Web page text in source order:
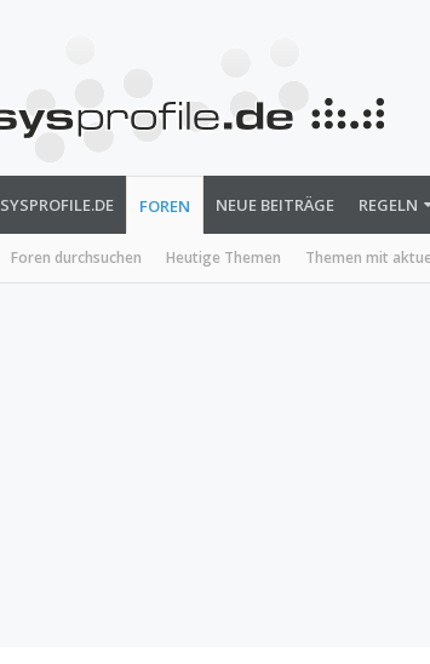
SYSPROFILE.DE FOREN
Foren durchsuchen Heutige Themen Themen mit
NEUE BEITRÄGE REGELN